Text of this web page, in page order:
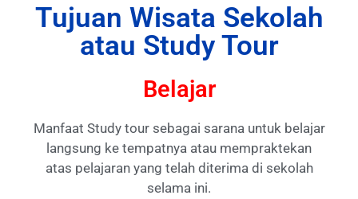
Tujuan Wisata Sekolah
atau Study Tour
Belajar
Manfaat Study tour sebagai sarana untuk belajar
langsung ke tempatnya atau mempraktekan
atas pelajaran yang telah diterima di sekolah
selama ini.